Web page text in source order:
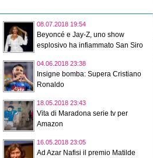
08.07.2018 19:54
Beyoncé e Jay-Z, uno show
esplosivo ha infiammato San Siro
04.06.2018 23:38
Insigne bomba: Supera Cristiano
Ronaldo
18.05.2018 23:43
Vita di Maradona serie tv per
Amazon
16.05.2018 23:05
Ad Azar Nafisi il premio Matilde